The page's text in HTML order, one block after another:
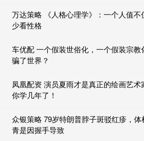
万达策略 《人格心理学》：一个人值不
少看性格
车优配 一个假装世俗化，一个假装宗
骗了世界？
凤凰配资 演员夏雨才是真正的绘画艺
你学几年了！
众银策略 79岁特朗普脖子斑驳红疹，
青是因握手导致